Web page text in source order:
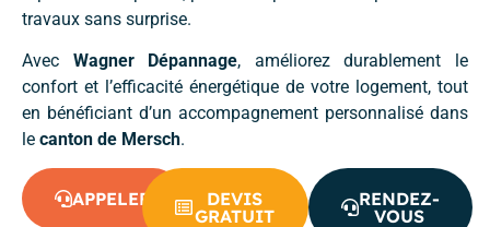
travaux sans surprise.
Avec Wagner Dépannage, améliorez durablement le
confort et l’efficacité énergétique de votre logement, tout
en bénéficiant d’un accompagnement personnalisé dans
le canton de Mersch.
APPELER
DEVIS
GRATUIT
RENDEZ-
VOUS